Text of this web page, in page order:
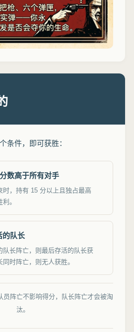
条件，即可获胜：
数高于所有对手
时，持有 15 分以上且独占最高
。
的队长
队长阵亡，则最后存活的队长获
时阵亡，则无人获胜。
员阵亡不影响得分，队长阵亡才会被淘
汰。